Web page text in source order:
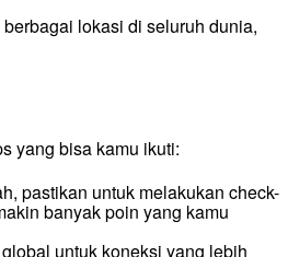
lokasi di seluruh dunia,
yang bisa kamu ikuti:
pastikan untuk melakukan check-
banyak poin yang kamu
untuk koneksi yang lebih